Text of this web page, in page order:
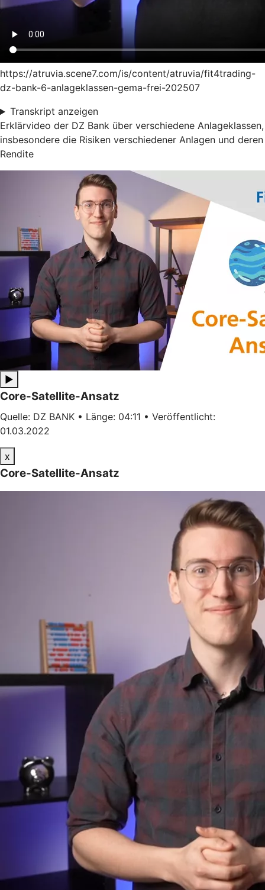
https://atruvia.scene7.com/is/content/atruvia/fit4trading-
dz-bank-6-anlageklassen-gema-frei-202507
Transkript anzeigen
Erklärvideo der DZ Bank über verschiedene Anlageklassen,
insbesondere die Risiken verschiedener Anlagen und deren
Rendite
▶
Core-Satellite-Ansatz
Quelle: DZ BANK • Länge: 04:11 • Veröffentlicht:
01.03.2022
x
Core-Satellite-Ansatz